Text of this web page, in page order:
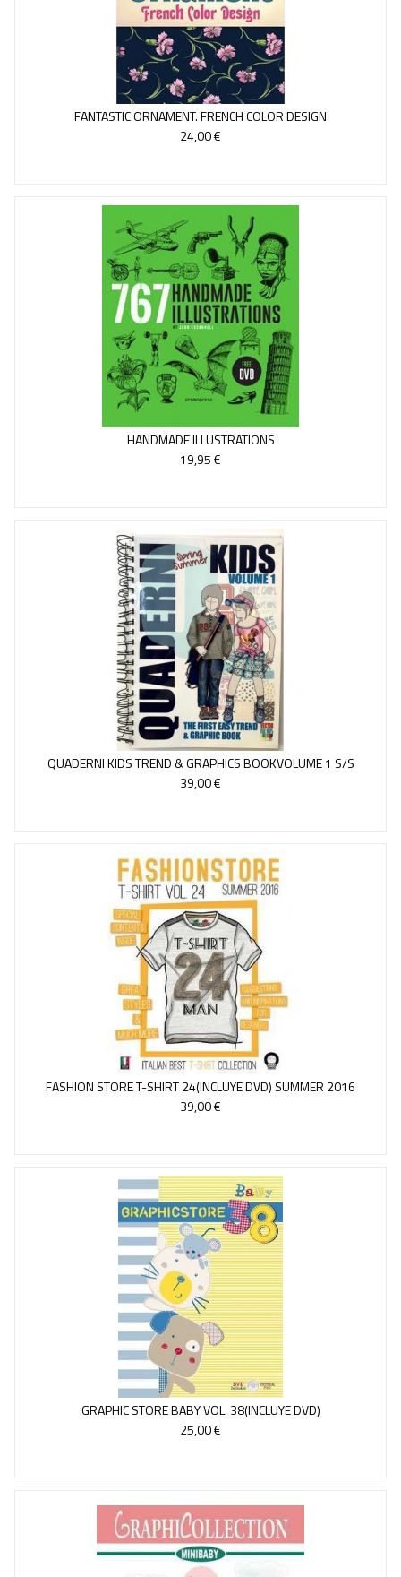
FANTASTIC ORNAMENT. FRENCH COLOR DESIGN
24,00 €
HANDMADE ILLUSTRATIONS
19,95 €
QUADERNI KIDS TREND & GRAPHICS BOOKVOLUME 1 S/S
(INCLUYE...
39,00 €
FASHION STORE T-SHIRT 24(INCLUYE DVD) SUMMER 2016
39,00 €
GRAPHIC STORE BABY VOL. 38(INCLUYE DVD)
25,00 €